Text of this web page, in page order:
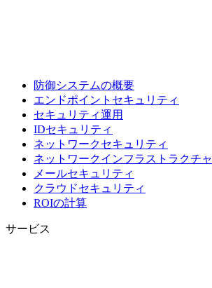
防御システムの概要
エンドポイントセキュリティ
セキュリティ運用
IDセキュリティ
ネットワークセキュリティ
ネットワークインフラストラクチャ
メールセキュリティ
クラウドセキュリティ
ROIの計算
サービス